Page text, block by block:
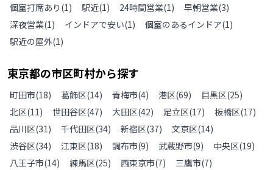
個室打席あり (1) 駅近(1) 24時間営業(1) 早朝営業(3)
深夜営業(1) インドアで安い(1) 個室のあるインドア(1)
駅近の屋外(1)
東京都の市区町村から探す
町田市(18) 葛飾区(14) 青梅市(4) 港区(69) 目黒区(25)
北区(11) 世田谷区(47) 大田区(42) 足立区(17) 板橋区(17)
品川区(31) 千代田区(34) 新宿区(37) 文京区(14)
渋谷区(34) 江東区(18) 調布市(9) 武蔵野市(9) 中央区(19)
八王子市(14) 練馬区(25) 西東京市(7) 三鷹市(7)